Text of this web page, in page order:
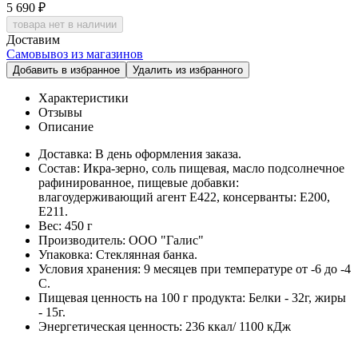
5 690 ₽
товара нет в наличии
Доставим
Самовывоз из магазинов
Добавить в избранное Удалить из избранного
Характеристики
Отзывы
Описание
Доставка: В день оформления заказа.
Состав: Икра-зерно, соль пищевая, масло подсолнечное
рафинированное, пищевые добавки:
влагоудерживающий агент Е422, консерванты: Е200,
Е211.
Вес: 450 г
Производитель: ООО "Галис"
Упаковка: Стеклянная банка.
Условия хранения: 9 месяцев при температуре от -6 до -4
С.
Пищевая ценность на 100 г продукта: Белки - 32г, жиры
- 15г.
Энергетическая ценность: 236 ккал/ 1100 кДж